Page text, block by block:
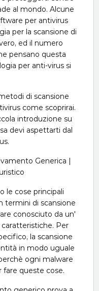
al mondo. Alcune
per antivirus
per la scansione di
ed il numero
pensano questa
per anti-virus si
di scansione
come scoprirai.
introduzione su
devi aspettarti dal
Generica |
le cose principali
termini di scansione
conosciuto da un'
Per
la scansione
in modo uguale
ogni malware
fare queste cose.